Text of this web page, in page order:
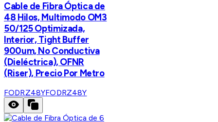
Cable de Fibra Óptica de
48 Hilos, Multimodo OM3
50/125 Optimizada,
Interior, Tight Buffer
900um, No Conductiva
(Dieléctrica), OFNR
(Riser), Precio Por Metro
FODRZ48YFODRZ48Y